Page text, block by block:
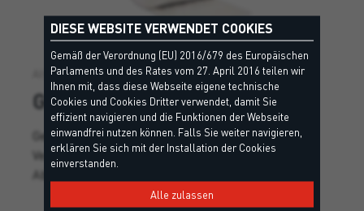
Alternative Lösung
GEOTEX
Geotextil aus Polyestervlies (60 g/m2), das als
Verstärkung in Verbindung mit Flex PU-
Abdichtungen verwendet wird.
DIESE WEBSITE VERWENDET COOKIES
Gemäß der Verordnung (EU) 2016/679 des Europäischen
Parlaments und des Rates vom 27. April 2016 teilen wir
Ihnen mit, dass diese Webseite eigene technische
Cookies und Cookies Dritter verwendet, damit Sie
effizient navigieren und die Funktionen der Webseite
einwandfrei nutzen können. Falls Sie weiter navigieren,
erklären Sie sich mit der Installation der Cookies
einverstanden.
Alle zulassen